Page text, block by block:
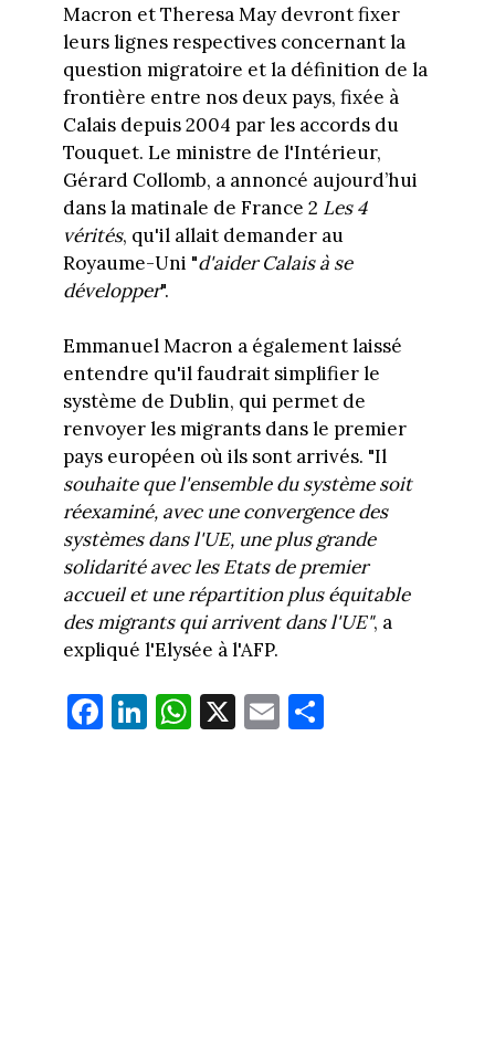
Macron et Theresa May devront fixer
leurs lignes respectives concernant la
question migratoire et la définition de la
frontière entre nos deux pays, fixée à
Calais depuis 2004 par les accords du
Touquet. Le ministre de l'Intérieur,
Gérard Collomb, a annoncé aujourd’hui
dans la matinale de France 2 Les 4
vérités, qu'il allait demander au
Royaume-Uni "d'aider Calais à se
développer".
Emmanuel Macron a également laissé
entendre qu'il faudrait simplifier le
système de Dublin, qui permet de
renvoyer les migrants dans le premier
pays européen où ils sont arrivés. "Il
souhaite que l'ensemble du système soit
réexaminé, avec une convergence des
systèmes dans l'UE, une plus grande
solidarité avec les Etats de premier
accueil et une répartition plus équitable
des migrants qui arrivent dans l'UE", a
expliqué l'Elysée à l'AFP.
Fa
ce
Li
nk
W
ha
X E
m
Pa
rt